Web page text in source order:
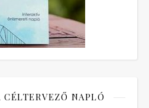
CÉLTERVEZŐ NAPLÓ